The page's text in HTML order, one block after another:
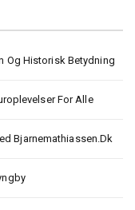
Og Historisk Betydning
For Alle
Bjarnemathiassen.dk